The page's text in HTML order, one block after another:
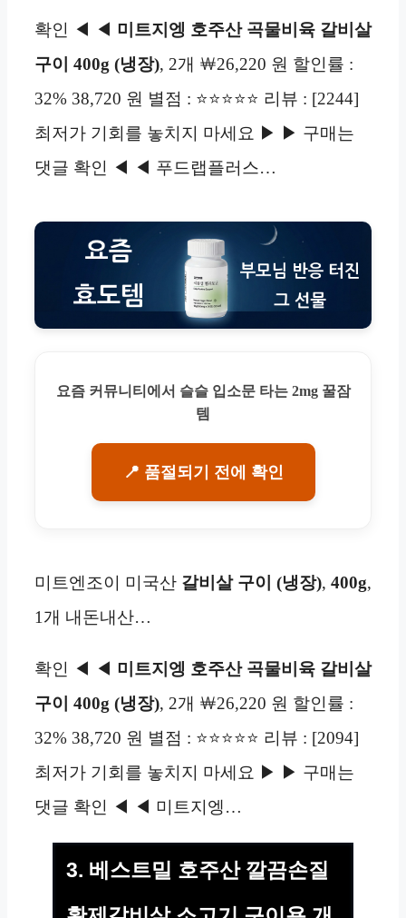
확인 ◀ ◀ 미트지엥 호주산 곡물비육 갈비살
구이 400g (냉장), 2개 ￦26,220 원 할인률 :
32% 38,720 원 별점 : ⭐⭐⭐⭐⭐ 리뷰 : [2244]
최저가 기회를 놓치지 마세요 ▶ ▶ 구매는
댓글 확인 ◀ ◀ 푸드랩플러스…
요즘 커뮤니티에서 슬슬 입소문 타는 2mg 꿀잠
템
📍 품절되기 전에 확인
미트엔조이 미국산 갈비살 구이 (냉장), 400g,
1개 내돈내산…
확인 ◀ ◀ 미트지엥 호주산 곡물비육 갈비살
구이 400g (냉장), 2개 ￦26,220 원 할인률 :
32% 38,720 원 별점 : ⭐⭐⭐⭐⭐ 리뷰 : [2094]
최저가 기회를 놓치지 마세요 ▶ ▶ 구매는
댓글 확인 ◀ ◀ 미트지엥…
3. 베스트밀 호주산 깔끔손질